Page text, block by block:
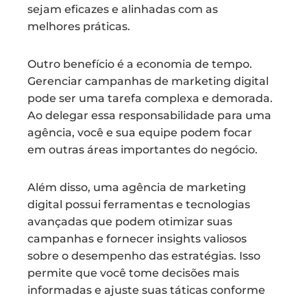
sejam eficazes e alinhadas com as
melhores práticas.
Outro benefício é a economia de tempo.
Gerenciar campanhas de marketing digital
pode ser uma tarefa complexa e demorada.
Ao delegar essa responsabilidade para uma
agência, você e sua equipe podem focar
em outras áreas importantes do negócio.
Além disso, uma agência de marketing
digital possui ferramentas e tecnologias
avançadas que podem otimizar suas
campanhas e fornecer insights valiosos
sobre o desempenho das estratégias. Isso
permite que você tome decisões mais
informadas e ajuste suas táticas conforme